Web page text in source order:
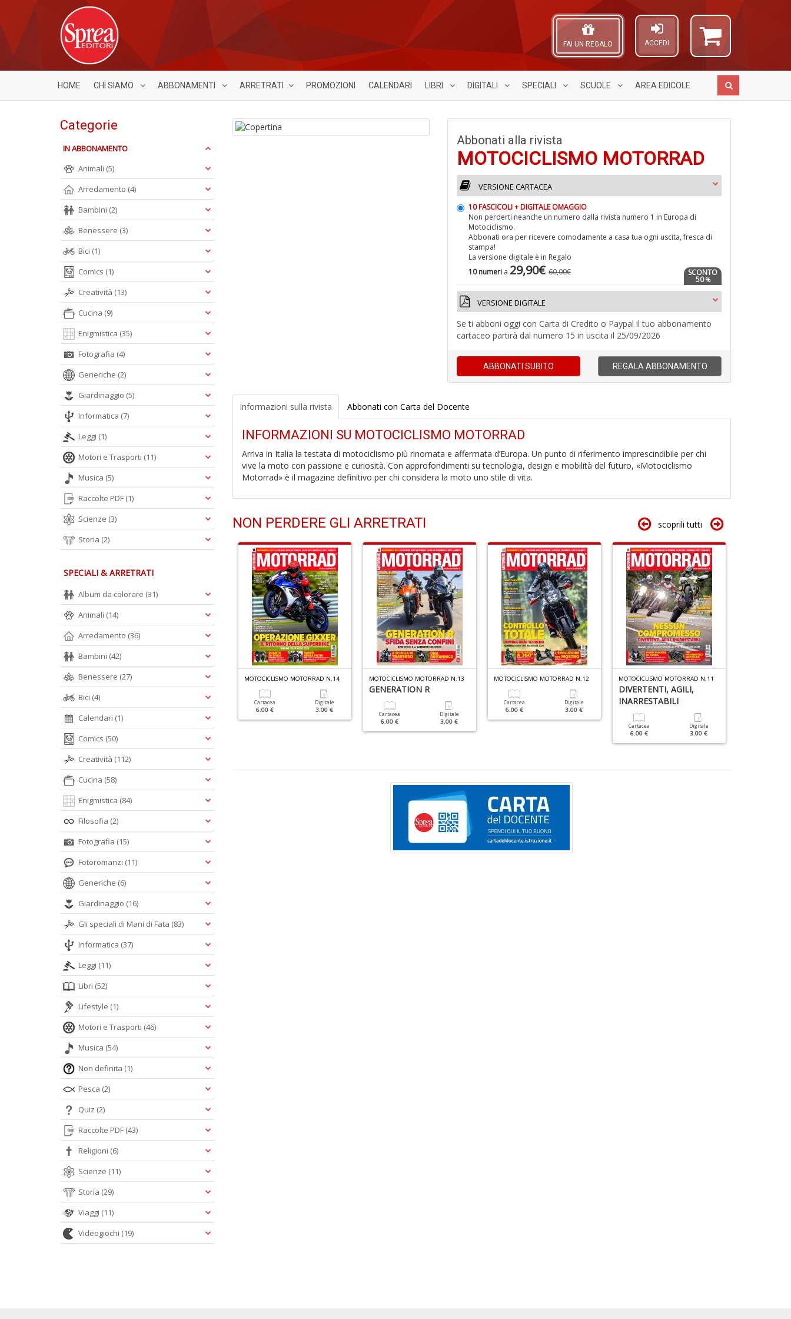
ACCEDI
FAI UN REGALO
HOME CHI SIAMO ABBONAMENTI ARRETRATI PROMOZIONI CALENDARI LIBRI DIGITALI SPECIALI SCUOLE AREA EDICOLE
Abbonati alla rivista
MOTOCICLISMO MOTORRAD
VERSIONE CARTACEA
10 FASCICOLI + DIGITALE OMAGGIO
Non perderti neanche un numero dalla rivista numero 1 in Europa di
Motociclismo.
Abbonati ora per ricevere comodamente a casa tua ogni uscita, fresca di
stampa!
La versione digitale è in Regalo
10 numeri a 29,90€60,00€ SCONTO
50%
VERSIONE DIGITALE
Se ti abboni oggi con Carta di Credito o Paypal il tuo abbonamento
cartaceo partirà dal numero 15 in uscita il 25/09/2026
ABBONATI SUBITO REGALA ABBONAMENTO
Informazioni sulla rivista Abbonati con Carta del Docente
INFORMAZIONI SU MOTOCICLISMO MOTORRAD
Arriva in Italia la testata di motociclismo più rinomata e affermata d’Europa. Un punto di riferimento imprescindibile per chi
vive la moto con passione e curiosità. Con approfondimenti su tecnologia, design e mobilità del futuro, «Motociclismo
Motorrad» è il magazine definitivo per chi considera la moto uno stile di vita.
NON PERDERE GLI ARRETRATI scoprili tutti
MOTORRAD N.2
Digitale
3.00 €
MOTOCICLISMO MOTORRAD N.1
6.00 € 3.00 €
MOTOCICLISMO MOTORRAD N.14
Cartacea
6.00 €
Digitale
3.00 €
MOTOCICLISMO MOTORRAD N.13
GENERATION R
Cartacea
6.00 €
Digitale
3.00 €
MOTOCICLISMO MOTORRAD N.12
Cartacea
6.00 €
Digitale
3.00 €
MOTOCICLISMO MOTORRAD N.11
DIVERTENTI, AGILI,
INARRESTABILI
Cartacea
6.00 €
Digitale
3.00 €
Categorie
IN ABBONAMENTO
Animali (5)
Arredamento (4)
Bambini (2)
Benessere (3)
Bici (1)
Comics (1)
Creatività (13)
Cucina (9)
Enigmistica (35)
Fotografia (4)
Generiche (2)
Giardinaggio (5)
Informatica (7)
Leggi (1)
Motori e Trasporti (11)
Musica (5)
Raccolte PDF (1)
Scienze (3)
Storia (2)
SPECIALI & ARRETRATI
Album da colorare (31)
Animali (14)
Arredamento (36)
Bambini (42)
Benessere (27)
Bici (4)
Calendari (1)
Comics (50)
Creatività (112)
Cucina (58)
Enigmistica (84)
Filosofia (2)
Fotografia (15)
Fotoromanzi (11)
Generiche (6)
Giardinaggio (16)
Gli speciali di Mani di Fata (83)
Informatica (37)
Leggi (11)
Libri (52)
Lifestyle (1)
Motori e Trasporti (46)
Musica (54)
Non definita (1)
Pesca (2)
Quiz (2)
Raccolte PDF (43)
Religioni (6)
Scienze (11)
Storia (29)
Viaggi (11)
Videogiochi (19)